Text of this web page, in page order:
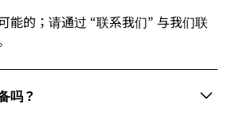
能的；请通过 “联系我们” 与我们联
吗？